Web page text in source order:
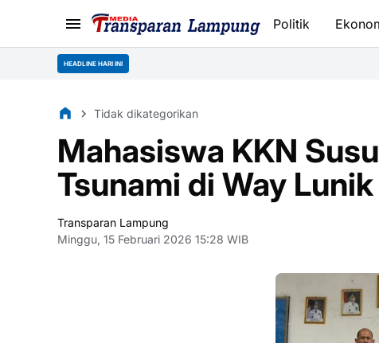
Politik
HEADLINE HARI INI
Tidak dikategorikan
Mahasiswa KKN
Tsunami di Way Lunik
Transparan Lampung
Minggu, 15 Februari 2026 15:28 WIB